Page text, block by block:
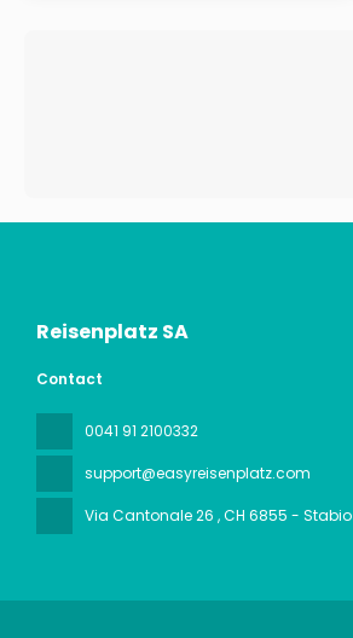
Reisenplatz SA
Contact
0041 91 2100332
support@easyreisenplatz.com
Via Cantonale 26 , CH 6855 - Stabio